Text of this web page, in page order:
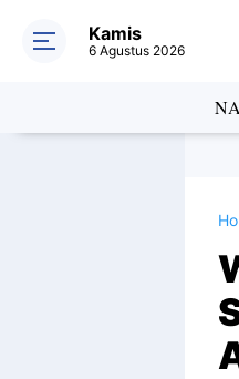
Kamis
6 Agustus 2026